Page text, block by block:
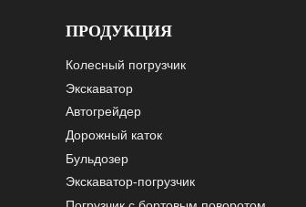
ПРОДУКЦИЯ
Колесный погрузчик
Экскаватор
Автогрейдер
Дорожный каток
Бульдозер
Экскаватор-погрузчик